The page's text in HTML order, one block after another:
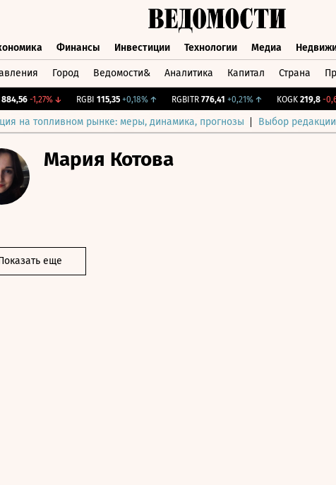
Финансы Инвестиции Технологии Медиа
Город Ведомости& Аналитика Капитал Страна
-1,27%↓ RGBI 115,35 +0,18% ↑ RGBITR 776,41 +0,21%↑ KOGK 219,8 -0,63%
на топливном рынке: меры, динамика, прогнозы Выбор редакции
Мария Котова
еще